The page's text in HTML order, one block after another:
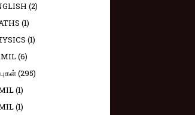
(2)
(1)
(1)
(6)
(295)
(1)
(1)